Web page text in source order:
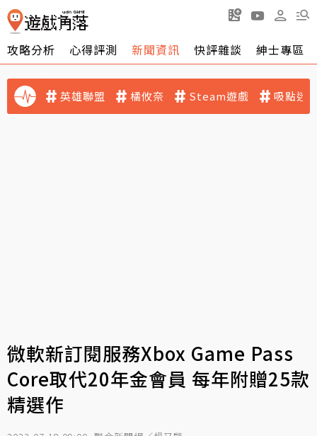
攻略分析 心得評測 新聞資訊 快評雜談 紳士專區
英雄聯盟 橘攸奈 Steam遊戲 吸點迷
微軟新訂閱服務Xbox Game Pass
Core取代20年金會員 每年附贈25款
精選作